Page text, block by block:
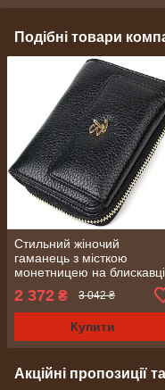
Подібні товари
Стильний жіночий
гаманець з місткою
монетницею на блискавці
з натуральної шкіри Tony
Bellucci 22012 Чорний
2 372 ₴ 3 042 ₴
Купити
Акційні пропозиції